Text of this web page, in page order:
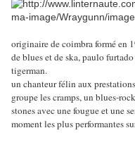
originaire de coimbra formé en
de blues et de ska, paulo
tigerman.
un chanteur félin aux
groupe les cramps, un blues-
stones avec une fougue et une
moment les plus performantes